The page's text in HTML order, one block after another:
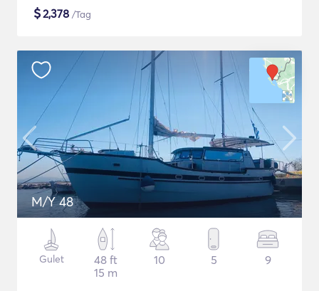
$2,378 /Tag
M/Y 48
Gulet
48 ft
15 m
10 5 9